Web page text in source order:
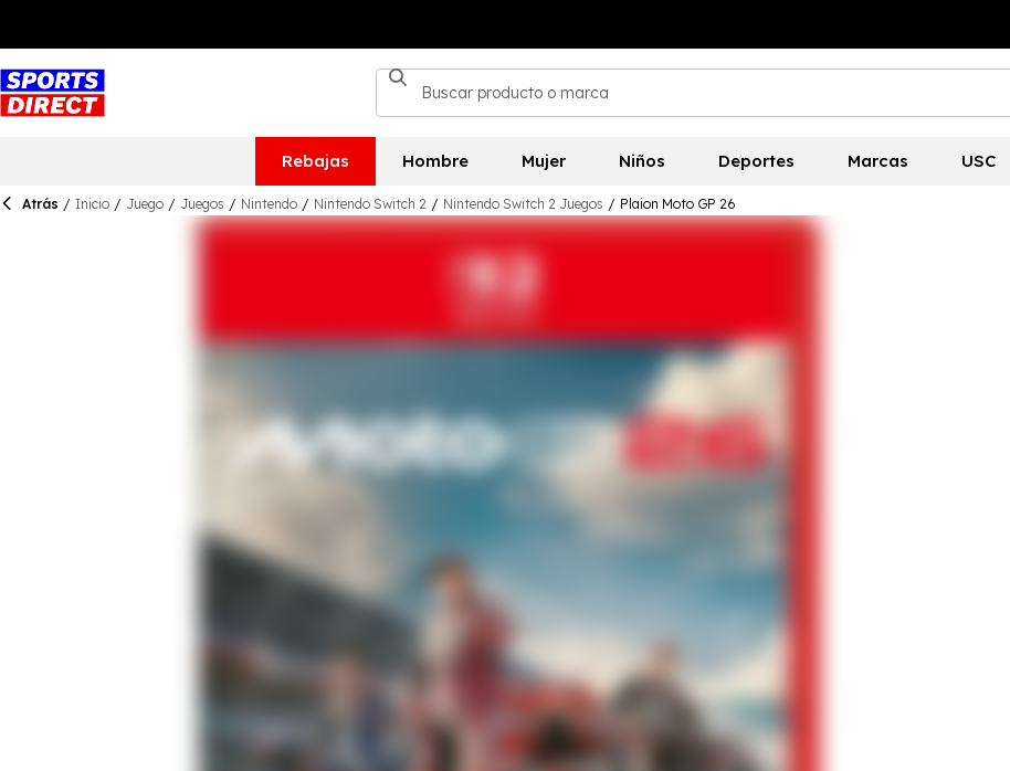
Rebajas Hombre Mujer Niños Deportes Marcas USC
Atrás / Inicio / Juego / Juegos / Nintendo / Nintendo Switch 2 / Nintendo Switch 2 Juegos / Plaion Moto GP 26